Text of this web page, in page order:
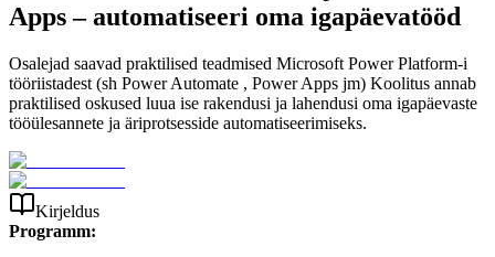
Apps – automatiseeri oma igapäevatööd
Osalejad saavad praktilised teadmised Microsoft Power Platform-i
tööriistadest (sh Power Automate , Power Apps jm) Koolitus annab
praktilised oskused luua ise rakendusi ja lahendusi oma igapäevaste
tööülesannete ja äriprotsesside automatiseerimiseks.
Kirjeldus
Programm: